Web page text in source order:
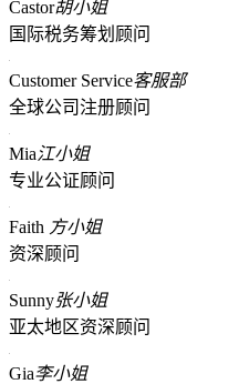
Castor胡小姐
国际税务筹划顾问
Customer Service客服部
全球公司注册顾问
Mia江小姐
专业公证顾问
Faith 方小姐
资深顾问
Sunny张小姐
亚太地区资深顾问
Gia李小姐